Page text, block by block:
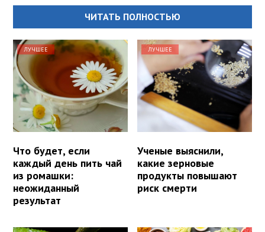
ЧИТАТЬ ПОЛНОСТЬЮ
ЛУЧШЕЕ
Что будет, если
каждый день пить чай
из ромашки:
неожиданный
результат
ЛУЧШЕЕ
Ученые выяснили,
какие зерновые
продукты повышают
риск смерти